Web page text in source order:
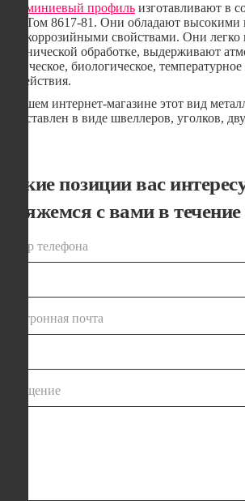
Алюминиевый профиль изготавливают в
ГОСТом 8617-81. Они обладают высокими
антикоррозийными свойствами. Они легко
механической обработке, выдерживают
химическое, биологическое,
воздействия.
В нашем интернет-магазине этот вид
представлен в виде швеллеров, уголков,
Какие позиции вас
Свяжемся с вами в течение
номер телефона
электронная почта
сообщение